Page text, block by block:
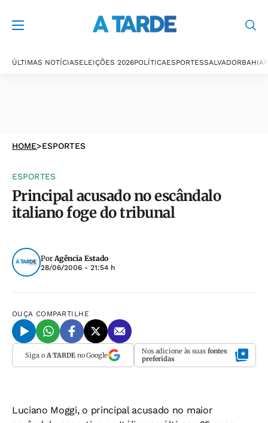
ÚLTIMAS NOTÍCIASELEIÇÕES 2026POLÍTICAESPORTESSALVADORBAHIA
HOME>ESPORTES
ESPORTES
Principal acusado no escândalo
italiano foge do tribunal
PorAgência Estado
28/06/2006 - 21:54 h
OUÇA COMPARTILHE
Siga o A TARDEno Google Nos adicione às suas fontes
preferidas
Luciano Moggi, o principal acusado no maior